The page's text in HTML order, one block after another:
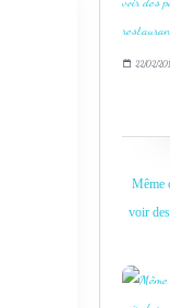
22/02/
Même
voir